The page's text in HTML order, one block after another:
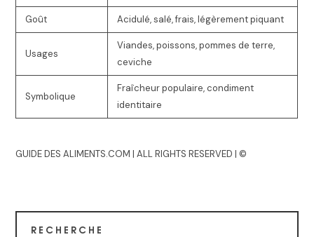
Goût Acidulé, salé, frais, légèrement piquant
Usages
Viandes, poissons, pommes de terre,
ceviche
Symbolique
Fraîcheur populaire, condiment
identitaire
GUIDE DES ALIMENTS.COM | ALL RIGHTS RESERVED | ©
RECHERCHE